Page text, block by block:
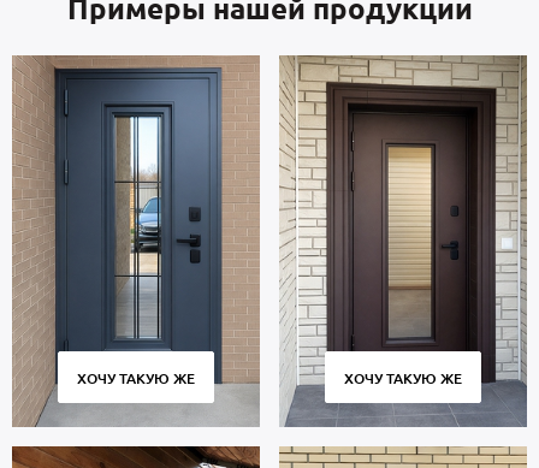
Примеры нашей продукции
ХОЧУ ТАКУЮ ЖЕ ХОЧУ ТАКУЮ ЖЕ